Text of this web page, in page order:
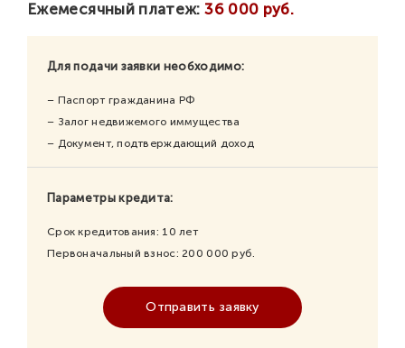
Ежемесячный платеж:36 000 руб.
Для подачи заявки необходимо:
– Паспорт гражданина РФ
– Залог недвижемого иммущества
– Документ, подтверждающий доход
Параметры кредита:
Срок кредитования: 10 лет
Первоначальный взнос: 200 000 руб.
Отправить заявку